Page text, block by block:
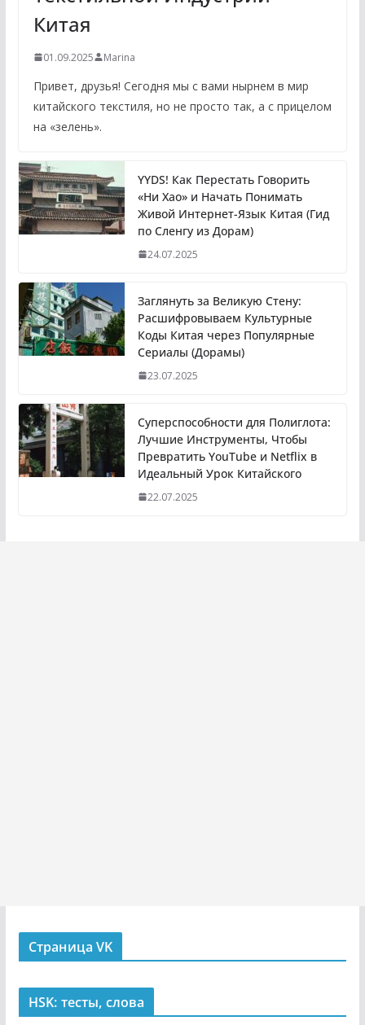
Китая
01.09.2025 Marina
Привет, друзья! Сегодня мы с вами нырнем в мир
китайского текстиля, но не просто так, а с прицелом
на «зелень».
YYDS! Как Перестать Говорить
«Ни Хао» и Начать Понимать
Живой Интернет-Язык Китая (Гид
по Сленгу из Дорам)
24.07.2025
Заглянуть за Великую Стену:
Расшифровываем Культурные
Коды Китая через Популярные
Сериалы (Дорамы)
23.07.2025
Суперспособности для Полиглота:
Лучшие Инструменты, Чтобы
Превратить YouTube и Netflix в
Идеальный Урок Китайского
22.07.2025
Страница VK
HSK: тесты, слова